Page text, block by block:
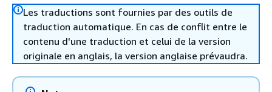
Les traductions sont fournies par des outils de
traduction automatique. En cas de conflit entre le
contenu d'une traduction et celui de la version
originale en anglais, la version anglaise prévaudra.